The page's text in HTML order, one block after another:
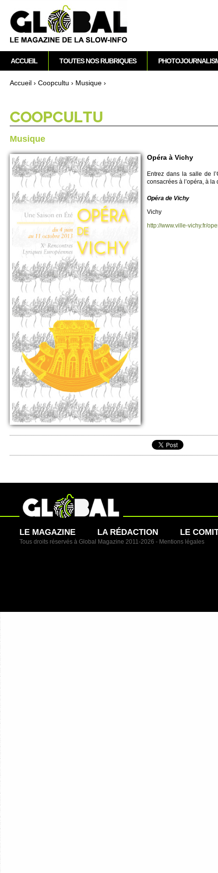
Accueil › Co­opcultu › Musique ›
CO­OPCULTU
Musique
Opéra à Vichy
En­trez dans la salle de
consacrées à l’opéra, à
Opéra de Vichy
Vichy
http://​www.​ville-vichy.​fr/​
M
e
n
r
i
n
i
p
a
l
ACCUEIL TOUTES NOS RUBRIQUES
LE MAGAZINE LA RÉDACTION LE
Tous droits réservés à Global Magazine 2011-2026 - Mentions légales